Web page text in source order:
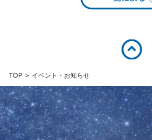
TOP イベント・お知らせ